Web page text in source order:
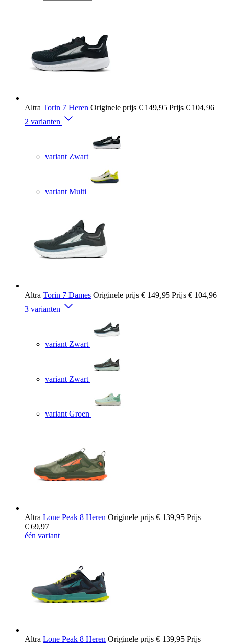
Altra Torin 7 Heren Originele prijs € 149,95 Prijs € 104,96
2 varianten
variant Zwart
variant Multi
Altra Torin 7 Dames Originele prijs € 149,95 Prijs € 104,96
3 varianten
variant Zwart
variant Zwart
variant Groen
Altra Lone Peak 8 Heren Originele prijs € 139,95 Prijs
€ 69,97
één variant
Altra Lone Peak 8 Heren Originele prijs € 139,95 Prijs